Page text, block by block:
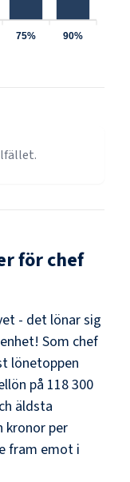
75% 90%
förchef
- det lönar sig
Som chef
lönetoppen
på 118 300
äldsta
kronor per
fram emot i